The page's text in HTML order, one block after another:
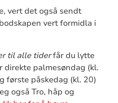
vert det også sendt
vert formidla i
til alle tiderfår du lytte
direkte palmesøndag (kl.
første påskedag (kl. 20)
også Tro, håp og